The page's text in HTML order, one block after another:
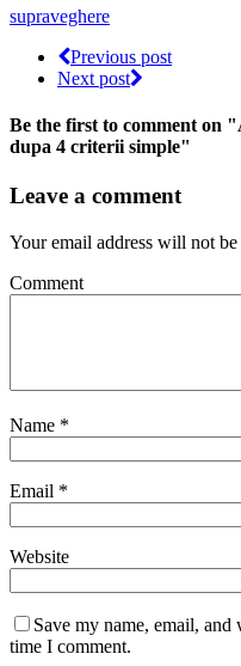
supraveghere
Previous post
Next post
Be the first to comment on
dupa 4 criterii simple"
Leave a comment
Your email address will not
Comment
Name *
Email *
Website
Save my name, email,
time I comment.